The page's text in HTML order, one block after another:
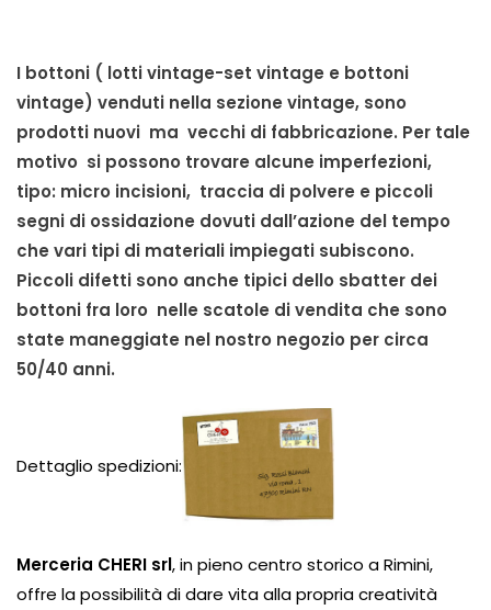
I bottoni ( lotti vintage-set vintage e bottoni
vintage) venduti nella sezione vintage, sono
prodotti nuovi ma vecchi di fabbricazione. Per tale
motivo si possono trovare alcune imperfezioni,
tipo: micro incisioni, traccia di polvere e piccoli
segni di ossidazione dovuti dall’azione del tempo
che vari tipi di materiali impiegati subiscono.
Piccoli difetti sono anche tipici dello sbatter dei
bottoni fra loro nelle scatole di vendita che sono
state maneggiate nel nostro negozio per circa
50/40 anni.
Dettaglio spedizioni:
Merceria CHERI srl, in pieno centro storico a Rimini,
offre la possibilità di dare vita alla propria creatività